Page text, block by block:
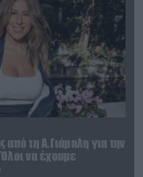
από τη Α.Γιάμαλη για την
να έχουμε